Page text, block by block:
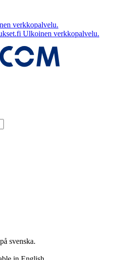
verkkopalvelu.
Ulkoinen verkkopalvelu.
svenska.